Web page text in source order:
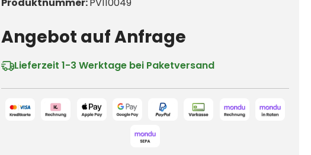
Angebot auf Anfrage
Lieferzeit 1-3 Werktage bei Paketversand